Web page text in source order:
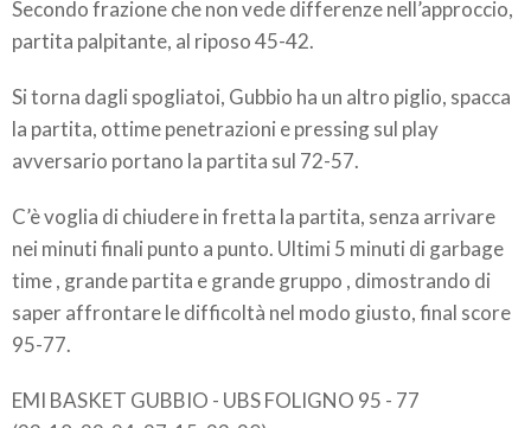
Secondo frazione che non vede differenze nell’approccio,
partita palpitante, al riposo 45-42.
Si torna dagli spogliatoi, Gubbio ha un altro piglio, spacca
la partita, ottime penetrazioni e pressing sul play
avversario portano la partita sul 72-57.
C’è voglia di chiudere in fretta la partita, senza arrivare
nei minuti finali punto a punto. Ultimi 5 minuti di garbage
time , grande partita e grande gruppo , dimostrando di
saper affrontare le difficoltà nel modo giusto, final score
95-77.
EMI BASKET GUBBIO - UBS FOLIGNO 95 - 77